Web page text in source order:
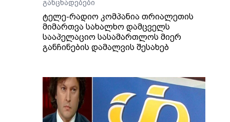
განცხადებები
ტელე-რადიო კომპანია თრიალეთის
მიმართვა სახალხო დამცველს
სააპელაციო სასამართლოს მიერ
განჩინების დამალვის შესახებ